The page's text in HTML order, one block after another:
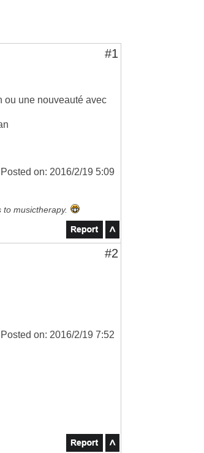
#1
ou une nouveauté avec
Posted on: 2016/2/19 5:09
musictherapy.
#2
Posted on: 2016/2/19 7:52